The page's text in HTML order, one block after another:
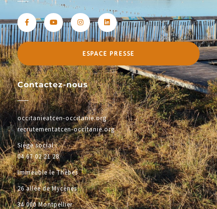
ESPACE PRESSE
Contactez-nous
occitanieatcen-occitanie.org
recrutementatcen-occitanie.org
Siège social :
04 67 02 21 28
Immeuble le Thèbes
26 allée de Mycènes
34 000 Montpellier